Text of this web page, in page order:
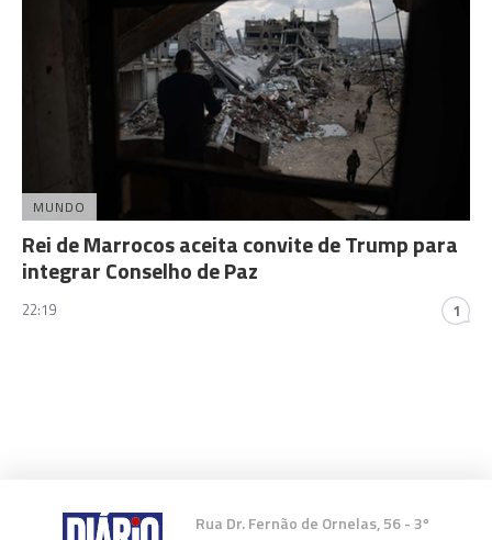
MUNDO
Rei de Marrocos aceita convite de Trump para
integrar Conselho de Paz
22:19 1
Rua Dr. Fernão de Ornelas, 56 - 3º